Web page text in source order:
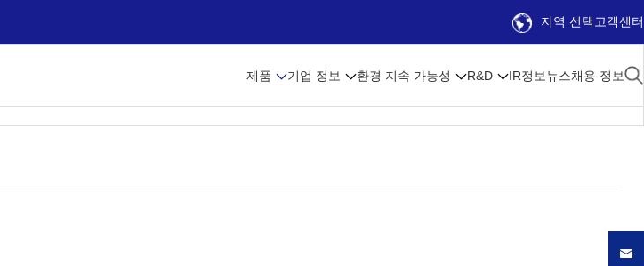
지역 선택고객센터
제품 기업 정보 환경 지속 가능성 R&D IR정보뉴스채용 정보